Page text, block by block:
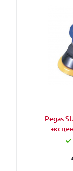
Pegas